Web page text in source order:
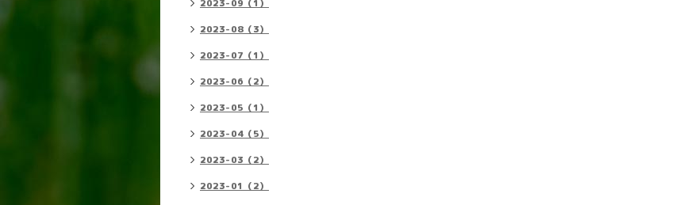
2023-09（1）
2023-08（3）
2023-07（1）
2023-06（2）
2023-05（1）
2023-04（5）
2023-03（2）
2023-01（2）